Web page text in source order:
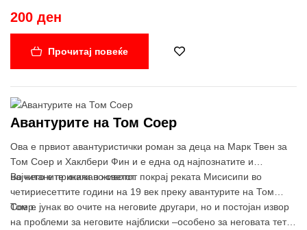
помош на самовилска прашина).
Тој и Ѕвончица ги носат децата во земјата Недојдија, каде што
среќаваат Индијанци, изгубени момчиња, пирати и лошиот
200 ден
Прочитај повеќе
Авантурите на Том Соер
Ова е првиот авантуристички роман за деца на Марк Твен за
Том Соер и Хаклбери Фин и е една од најпознатите и
најчитаните книги во светот.
Во него е прикажан животот покрај реката Мисисипи во
четириесеттите години на 19 век преку авантурите на Том
Соер.
Том е јунак во очите на неговиte другари, но и постојан извор
на проблеми за неговите најблиски –особено за неговата тетка